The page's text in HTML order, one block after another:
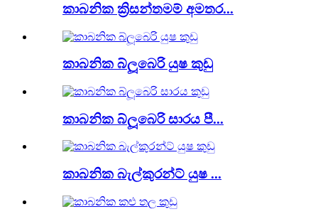
කාබනික ක්‍රිසන්තමම් අමතර...
කාබනික බ්ලූබෙරි යුෂ කුඩු
කාබනික බ්ලූබෙරි සාරය පී...
කාබනික බැල්කුරන්ට් යුෂ ...